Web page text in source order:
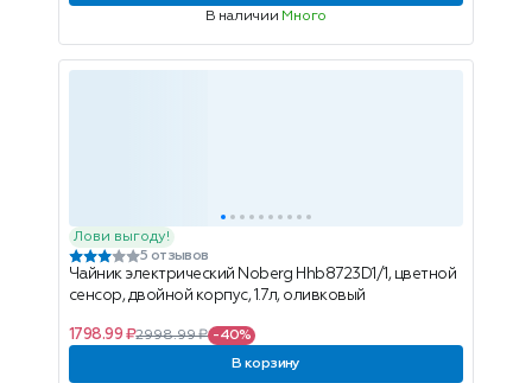
В наличии Много
Лови выгоду!
5 отзывов
Чайник электрический Noberg Hhb8723D1/1, цветной
сенсор, двойной корпус, 1.7л, оливковый
1798.99 ₽2998.99 ₽ -40%
В корзину